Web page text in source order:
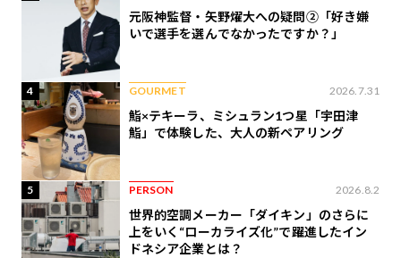
元阪神監督・矢野燿大への疑問②「好き嫌
いで選手を選んでなかったですか？」
4 GOURMET 2026.7.31
鮨×テキーラ、ミシュラン1つ星「宇田津
鮨」で体験した、大人の新ペアリング
5 PERSON 2026.8.2
世界的空調メーカー「ダイキン」のさらに
上をいく“ローカライズ化”で躍進したイン
ドネシア企業とは？